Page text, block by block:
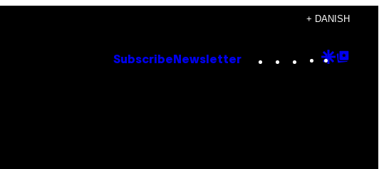
+ DANISH
Subscribe Newsletter Instagram
TikTok
YouTube
Google